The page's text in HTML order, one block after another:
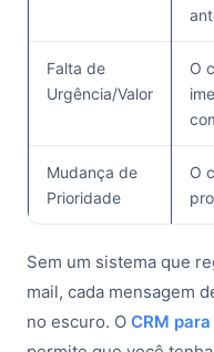
Falta de
Urgência/Valor
O
Mudança de
Prioridade
O
Sem um sistema que
mail, cada mensagem
no escuro. O CRM